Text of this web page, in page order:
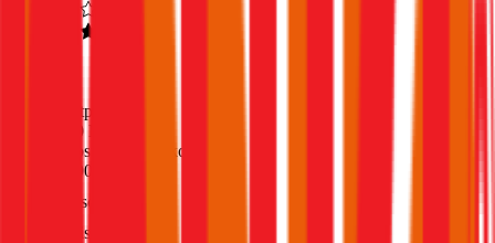
Haftpflicht
€ 20 Mio.
Selbstbehalt Kasko
€ 390
Freischaden
Assistance